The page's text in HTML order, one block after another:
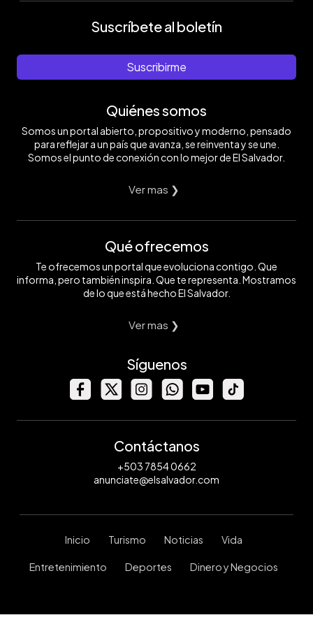
Suscríbete al boletín
Suscribirme
Quiénes somos
Somos un portal abierto, propositivo y moderno, pensado
para reflejar a un país que avanza, se reinventa y se une.
Somos el punto de conexión con lo mejor de El Salvador.
Ver mas ❯
Qué ofrecemos
Te ofrecemos un portal que evoluciona contigo. Que
informa, pero también inspira. Que te representa. Mostramos
de lo que está hecho El Salvador.
Ver mas ❯
Síguenos
Contáctanos
+503 7854 0662
anunciate@elsalvador.com
Inicio Turismo Noticias Vida
Entretenimiento Deportes Dinero y Negocios